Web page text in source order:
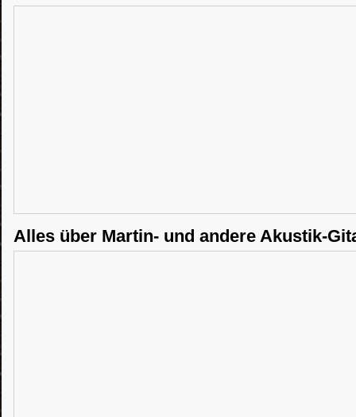
Alles über Martin- und andere Akustik-